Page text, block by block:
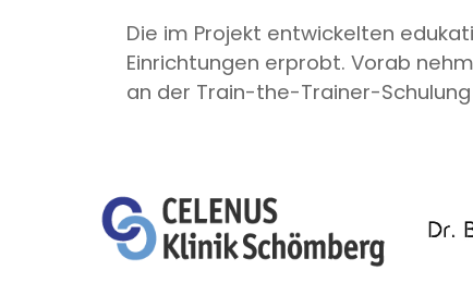
Die im Projekt entwickelten
Einrichtungen erprobt. Vorab
an der Train-the-Trainer-